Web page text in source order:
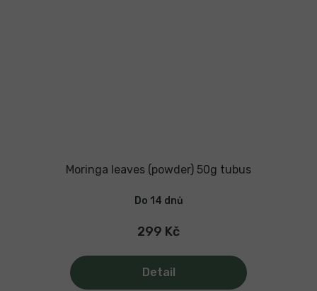
Moringa leaves (powder) 50g tubus
Do 14 dnů
299 Kč
Detail